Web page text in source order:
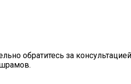
обратитесь за